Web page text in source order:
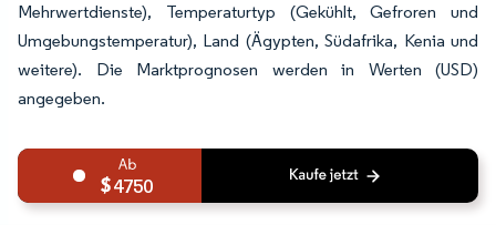
Mehrwertdienste), Temperaturtyp (Gekühlt, Gefroren und
Umgebungstemperatur), Land (Ägypten, Südafrika, Kenia und
weitere). Die Marktprognosen werden in Werten (USD)
angegeben.
4750